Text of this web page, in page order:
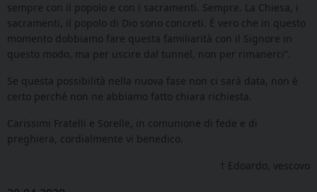
sempre con il popolo e con i sacramenti. Sempre. La Chiesa, i
sacramenti, il popolo di Dio sono concreti. È vero che in questo
momento dobbiamo fare questa familiarità con il Signore in
questo modo, ma per uscire dal tunnel, non per rimanerci”.
Se questa possibilità nella nuova fase non ci sarà data, non è
certo perché non ne abbiamo fatto chiara richiesta.
Carissimi Fratelli e Sorelle, in comunione di fede e di
preghiera, cordialmente vi benedico.
† Edoardo, vescovo